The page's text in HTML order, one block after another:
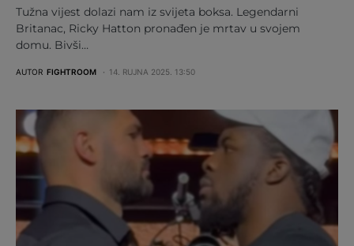
Tužna vijest dolazi nam iz svijeta boksa. Legendarni
Britanac, Ricky Hatton pronađen je mrtav u svojem
domu. Bivši…
AUTOR FIGHTROOM 14. RUJNA 2025. 13:50